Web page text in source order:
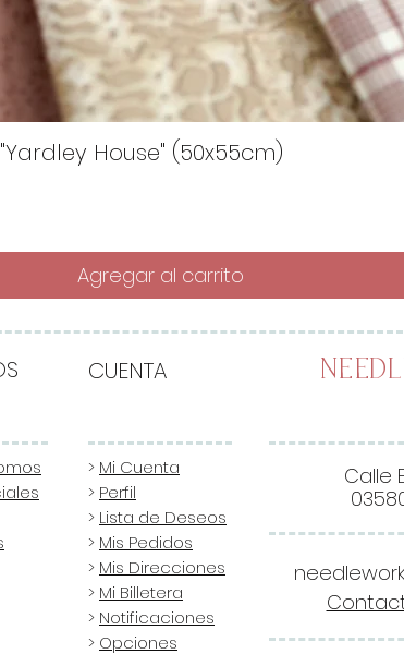
House" (50x55cm)
Agregar al carrito
CUENTA
> Mi Cuenta
> Perfil
> Lista de Deseos
> Mis Pedidos
> Mis Direcciones
> Mi Billetera
> Notificaciones
> Opciones
Calle